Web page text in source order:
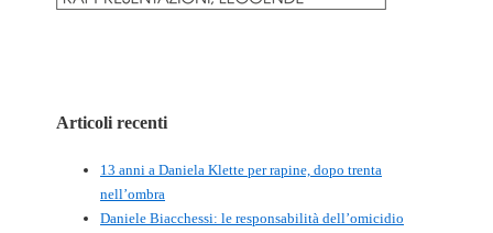
Articoli recenti
13 anni a Daniela Klette per rapine, dopo trenta
nell’ombra
Daniele Biacchessi: le responsabilità dell’omicidio